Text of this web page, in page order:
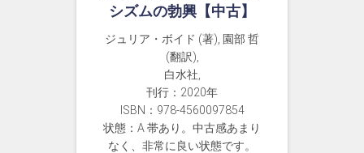
シズムの勃興【中古】
ジュリア・ボイド (著), 園部 哲
(翻訳),
白水社,
刊行：2020年
ISBN：978-4560097854
状態：A 帯あり。中古感あまり
なく、非常に良い状態です。